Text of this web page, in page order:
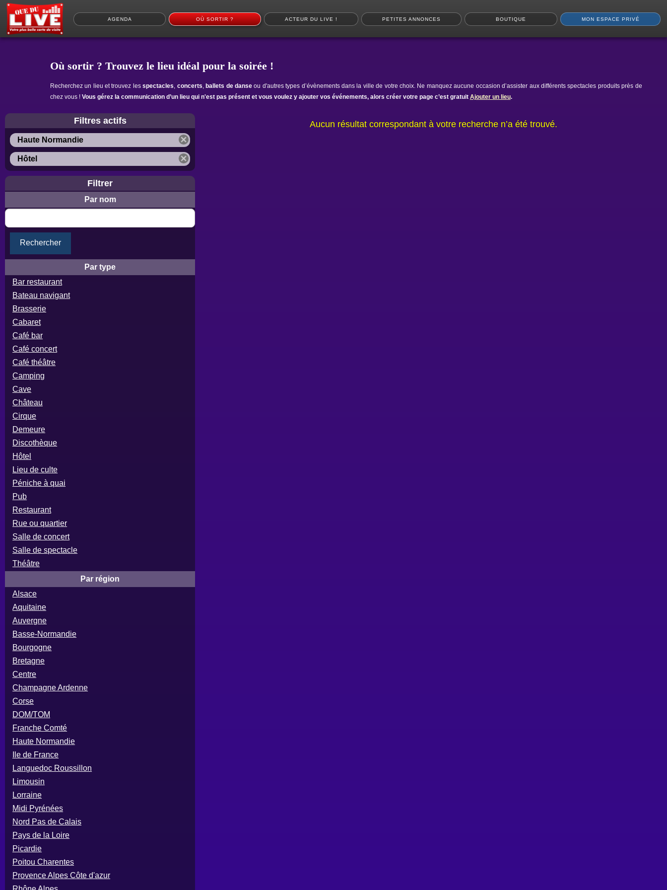
AGENDA OÙ SORTIR ? ACTEUR DU LIVE ! PETITES ANNONCES BOUTIQUE MON ESPACE PRIVÉ
Où sortir ? Trouvez le lieu idéal pour la soirée !
Recherchez un lieu et trouvez lesspectacles concerts ,ballets de danseou d'autres types d’évènements dans la ville de votre choix. Ne manquez aucune occasion d’assister aux différents spectacles produits près de
chez vous ! Vous gérez la communication d’un lieu qui n'est pas présent et vous voulez y ajouter vos événements, alors créer votre page c’est gratuit Ajouter un lieu.
Filtres actifs
Haute Normandie
Hôtel
Filtrer
Par nom
Rechercher
Par type
Bar restaurant
Bateau navigant
Brasserie
Cabaret
Café bar
Café concert
Café théâtre
Camping
Cave
Château
Cirque
Demeure
Discothèque
Hôtel
Lieu de culte
Péniche à quai
Pub
Restaurant
Rue ou quartier
Salle de concert
Salle de spectacle
Théâtre
Par région
Alsace
Aquitaine
Auvergne
Basse-Normandie
Bourgogne
Bretagne
Centre
Champagne Ardenne
Corse
DOM/TOM
Franche Comté
Haute Normandie
Ile de France
Languedoc Roussillon
Limousin
Lorraine
Midi Pyrénées
Nord Pas de Calais
Pays de la Loire
Picardie
Poitou Charentes
Provence Alpes Côte d'azur
Aucun résultat correspondant à votre recherche n’a été trouvé.